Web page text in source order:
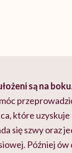
są na
które uzyskuje
się szwy oraz
Później ów